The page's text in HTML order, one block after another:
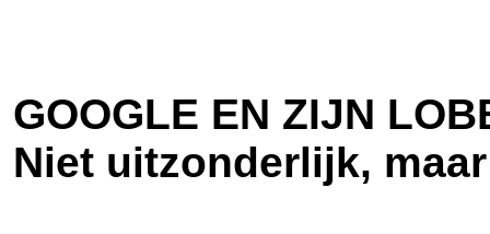
GOOGLE EN ZIJN
Niet uitzonderlijk,